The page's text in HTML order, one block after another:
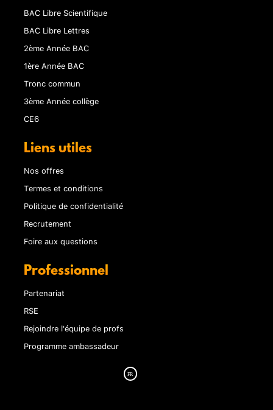
BAC Libre Scientifique
BAC Libre Lettres
2ème Année BAC
1ère Année BAC
Tronc commun
3ème Année collège
CE6
Liens utiles
Nos offres
Termes et conditions
Politique de confidentialité
Recrutement
Foire aux questions
Professionnel
Partenariat
RSE
Rejoindre l'équipe de profs
Programme ambassadeur